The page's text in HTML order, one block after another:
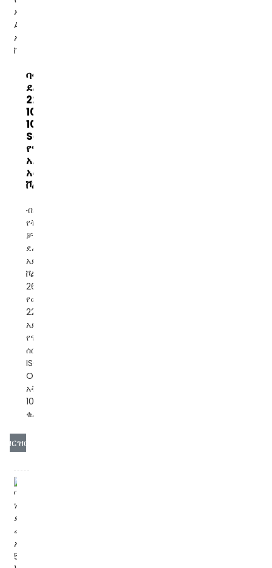
ባናቶን ነጠላ
ደረጃ
220v
1000VA
10kva
Servo
የሞተር
አይነት AC
አውቶማቲክ
ቮልቴጅ...
ብራንድ፡ ባናቶን
የትውልድ ቦታ፡
ቻይና ደረጃ፡ ነጠላ
ደረጃ የአሁን
አይነት፡ AC ግቤት
ቮልቴጅ፡ 140-
260VAC
የውጤት ቮልቴጅ፡
220V±1.5%/3%
አይነት፡ሰርቮ
የሞተር ቁጥጥር
ሰርተፍኬት፡
ISO/CE/ROHS
OEM/ODM፡አዎ
አቅርቦት ችሎታ፡
10000 ቁራጭ/
ቁራጭ በሰኞ...
ዝርዝር